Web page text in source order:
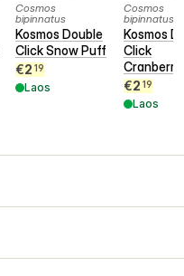
Cosmos
bipinnatus
Kosmos Double
Click Snow Puff
€2 19
Laos
Cosmos
bipinnatus
Kosmos
Click
€2 19
Laos